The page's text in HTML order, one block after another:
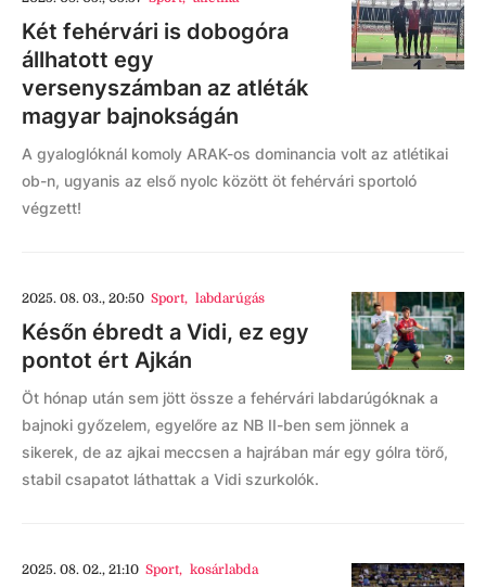
Két fehérvári is dobogóra
állhatott egy
versenyszámban az atléták
magyar bajnokságán
A gyaloglóknál komoly ARAK-os dominancia volt az atlétikai
ob-n, ugyanis az első nyolc között öt fehérvári sportoló
végzett!
2025. 08. 03., 20:50 Sport, labdarúgás
Későn ébredt a Vidi, ez egy
pontot ért Ajkán
Öt hónap után sem jött össze a fehérvári labdarúgóknak a
bajnoki győzelem, egyelőre az NB II-ben sem jönnek a
sikerek, de az ajkai meccsen a hajrában már egy gólra törő,
stabil csapatot láthattak a Vidi szurkolók.
2025. 08. 02., 21:10 Sport, kosárlabda